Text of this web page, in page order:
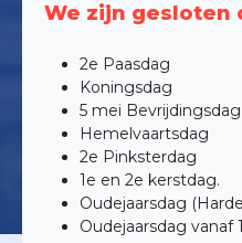
We zijn gesloten
2e Paasdag
Koningsdag
5 mei Bevrijdingsdag
Hemelvaartsdag
2e Pinksterdag
1e en 2e kerstdag.
Oudejaarsdag
Oudejaarsdag vanaf